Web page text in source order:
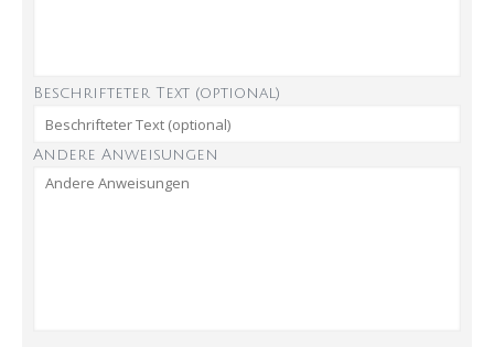
Beschrifteter Text (optional)
Andere Anweisungen